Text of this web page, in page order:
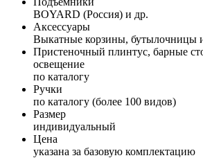
BOYARD (Россия) и др.
Аксессуары
Выкатные корзины, бутылочницы
Пристеночный плинтус, барные
освещение
по каталогу
Ручки
по каталогу (более 100 видов)
Размер
индивидуальный
Цена
указана за базовую комплектацию